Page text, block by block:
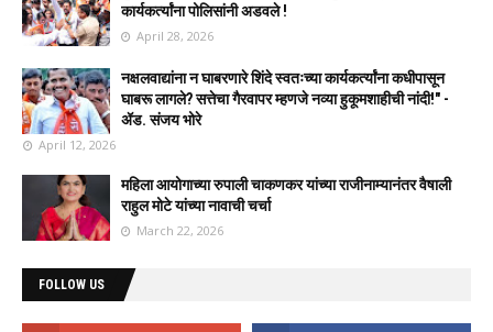
कार्यकर्त्यांना पोलिसांनी अडवले !
April 28, 2026
नक्षलवाद्यांना न घाबरणारे शिंदे स्वतःच्या कार्यकर्त्यांना कधीपासून
घाबरू लागले? सत्तेचा गैरवापर म्हणजे नव्या हुकूमशाहीची नांदी!" -
ॲड. संजय भोरे
April 12, 2026
महिला आयोगाच्या रुपाली चाकणकर यांच्या राजीनाम्यानंतर वैषाली
राहुल मोटे यांच्या नावाची चर्चा
March 22, 2026
FOLLOW US